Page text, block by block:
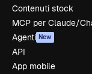
Contenuti stock
MCP per Claude/
Agenti New
API
App mobile